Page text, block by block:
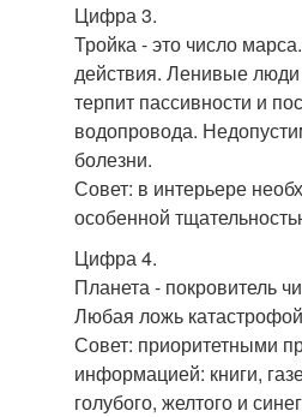
Цифра 3.
Тройка - это число
действия. Ленивые люди
терпит пассивности и
водопровода.
болезни.
Совет: в интерьере
особенной
Цифра 4.
Планета - покровитель
Любая ложь
Совет: приоритетными
информацией: книги,
голубого, желтого и